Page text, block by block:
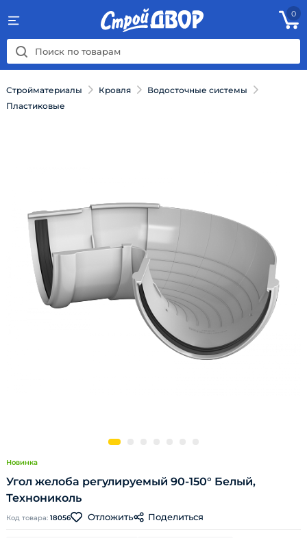
0
Стройматериалы Кровля
Водосточные системы
Пластиковые
Новинка
Угол желоба регулируемый 90-150° Белый,
Технониколь
Код товара: 18056 Отложить Поделиться